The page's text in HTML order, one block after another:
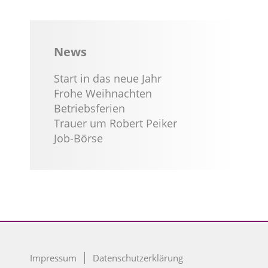
News
Start in das neue Jahr
Frohe Weihnachten
Betriebsferien
Trauer um Robert Peiker
Job-Börse
Impressum Datenschutzerklärung